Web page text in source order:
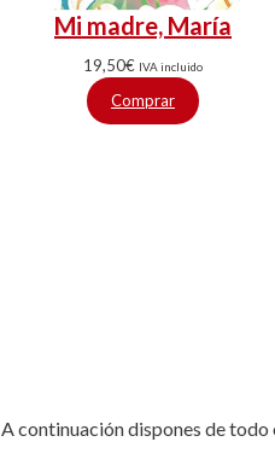
Mi madre, María
19,50€ IVA incluido
Comprar
A continuación dispones de